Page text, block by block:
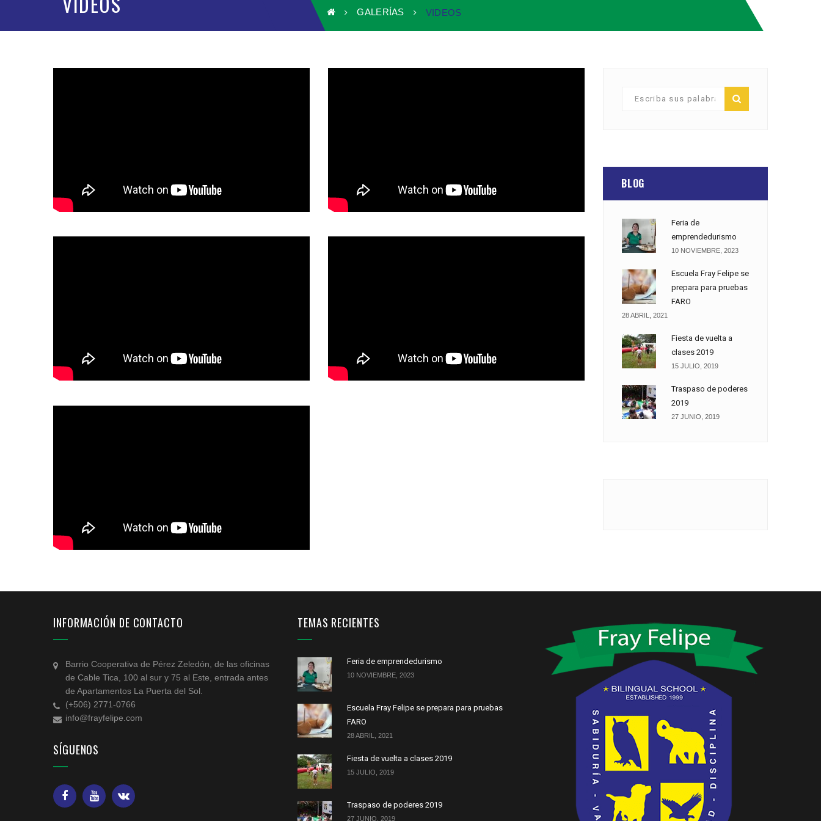
GALERÍAS VIDEOS
BLOG
Feria de
emprendedurismo
10 NOVIEMBRE, 2023
Escuela Fray Felipe se
prepara para pruebas
FARO
28 ABRIL, 2021
Fiesta de vuelta a
clases 2019
15 JULIO, 2019
Traspaso de poderes
2019
27 JUNIO, 2019
INFORMACIÓN DE CONTACTO
Barrio Cooperativa de Pérez Zeledón, de las oficinas
de Cable Tica, 100 al sur y 75 al Este, entrada antes
de Apartamentos La Puerta del Sol.
(+506) 2771-0766
info@frayfelipe.com
SÍGUENOS
TEMAS RECIENTES
Feria de emprendedurismo
10 NOVIEMBRE, 2023
Escuela Fray Felipe se prepara para pruebas
FARO
28 ABRIL, 2021
Fiesta de vuelta a clases 2019
15 JULIO, 2019
Traspaso de poderes 2019
27 JUNIO, 2019